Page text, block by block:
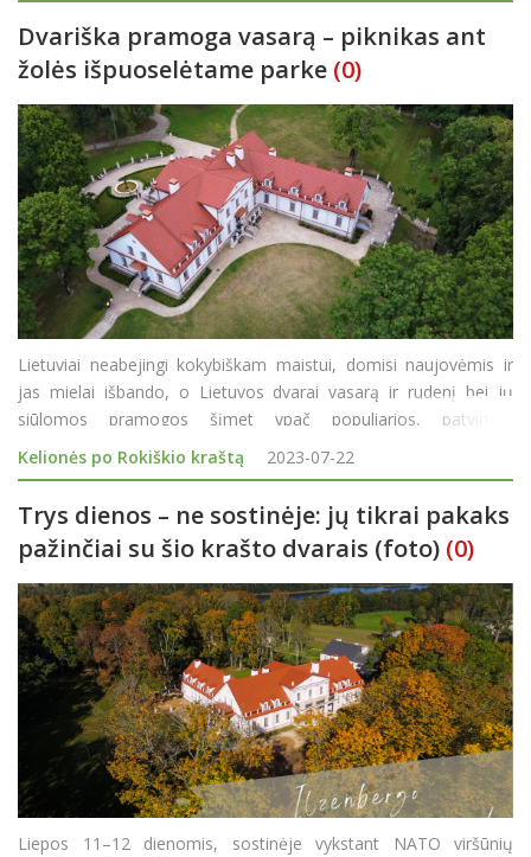
Dvariška pramoga vasarą – piknikas ant
žolės išpuoselėtame parke (0)
Lietuviai neabejingi kokybiškam maistui, domisi naujovėmis ir
jas mielai išbando, o Lietuvos dvarai vasarą ir rudenį bei jų
siūlomos pramogos šįmet ypač populiarios, patvirtina
Nacionalinės Lietuvos turizmo skatinimo agentūros „Keliauk
Lietuvoje“ apklausos. Piknikas
Kelionės po Rokiškio kraštą 2023-07-22
Trys dienos – ne sostinėje: jų tikrai pakaks
pažinčiai su šio krašto dvarais (foto) (0)
Liepos 11–12 dienomis, sostinėje vykstant NATO viršūnių